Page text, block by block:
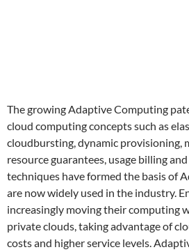
The growing Adaptive Computing
cloud computing concepts such as
cloudbursting, dynamic provisioning,
resource guarantees, usage billing
techniques have formed the basis of
are now widely used in the industry.
increasingly moving their computing
private clouds, taking advantage of
costs and higher service levels.